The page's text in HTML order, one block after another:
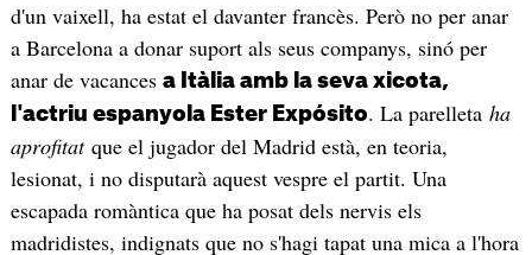
d'un vaixell, ha estat el davanter francès. Però no per anar
a Barcelona a donar suport als seus companys, sinó per
anar de vacances a Itàlia amb la seva xicota,
l'actriu espanyola Ester Expósito. La parelleta ha
aprofitatque el jugador del Madrid està, en teoria,
lesionat, i no disputarà aquest vespre el partit. Una
escapada romàntica que ha posat dels nervis els
madridistes, indignats que no s'hagi tapat una mica a l'hora